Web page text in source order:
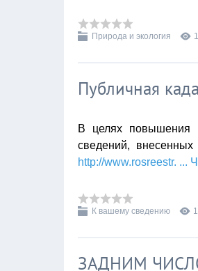
Природа и экология
Публичная
В целях повышения
сведений,
http://www.rosreestr. ...
К вашему сведению
ЗАДНИМ